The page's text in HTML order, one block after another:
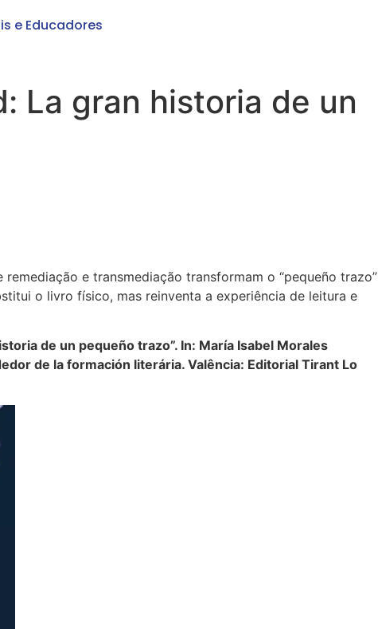
e Educadores
La gran historia de un
e transmediação transformam o “pequeño trazo”
o livro físico, mas reinventa a experiência de leitura e
de un pequeño trazo”. In: María Isabel Morales
de la formación literária. Valência: Editorial Tirant Lo